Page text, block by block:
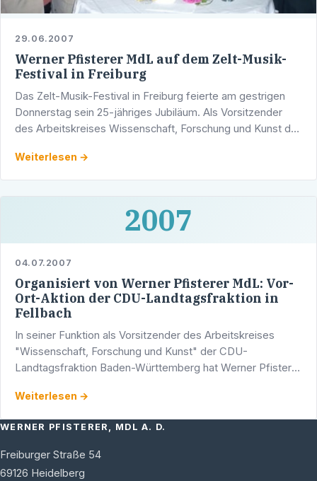
29.06.2007
Werner Pfisterer MdL auf dem Zelt-Musik-
Festival in Freiburg
Das Zelt-Musik-Festival in Freiburg feierte am gestrigen
Donnerstag sein 25-jähriges Jubiläum. Als Vorsitzender
des Arbeitskreises Wissenschaft, Forschung und Kunst der
Weiterlesen →
2007
04.07.2007
Organisiert von Werner Pfisterer MdL: Vor-
Ort-Aktion der CDU-Landtagsfraktion in
Fellbach
In seiner Funktion als Vorsitzender des Arbeitskreises
"Wissenschaft, Forschung und Kunst" der CDU-
Landtagsfraktion Baden-Württemberg hat Werner Pfisterer
…
Weiterlesen →
WERNER PFISTERER, MDL A. D.
Freiburger Straße 54
69126 Heidelberg